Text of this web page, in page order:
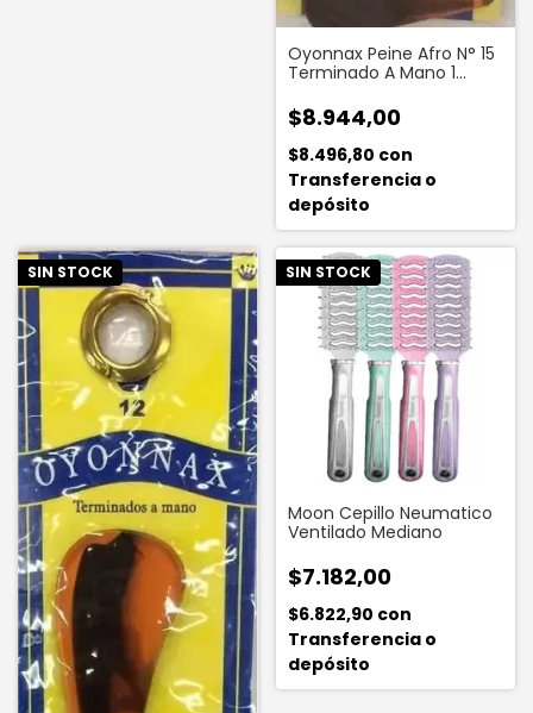
Oyonnax Peine Afro N° 15
Terminado A Mano 1
$8.944,00
$8.496,80 con
Transferencia o
depósito
SIN STOCK SIN STOCK
Moon Cepillo Neumatico
Ventilado Mediano
$7.182,00
$6.822,90 con
Transferencia o
depósito